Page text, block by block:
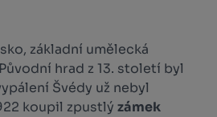
základní umělecká
hrad z 13. století byl
Švédy už nebyl
koupil zpustlý zámek